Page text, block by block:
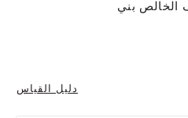
to
دليل القياس